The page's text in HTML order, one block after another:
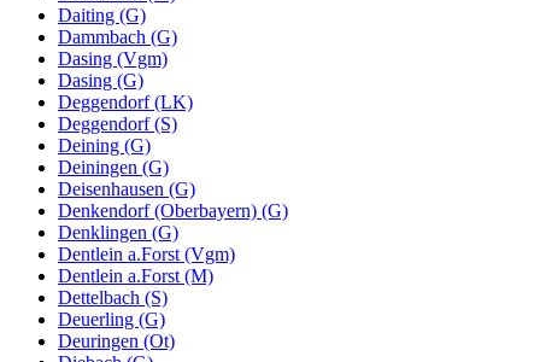
Daiting (G)
Dammbach (G)
Dasing (Vgm)
Dasing (G)
Deggendorf (LK)
Deggendorf (S)
Deining (G)
Deiningen (G)
Deisenhausen (G)
Denkendorf (Oberbayern) (G)
Denklingen (G)
Dentlein a.Forst (Vgm)
Dentlein a.Forst (M)
Dettelbach (S)
Deuerling (G)
Deuringen (Ot)